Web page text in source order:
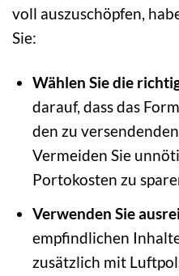
voll auszuschöpfen,
Sie:
Wählen Sie die
darauf, dass das
den zu
Vermeiden Sie
Portokosten zu
Verwenden Sie
empfindlichen
zusätzlich mit